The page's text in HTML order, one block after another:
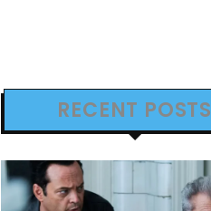
RECENT POSTS